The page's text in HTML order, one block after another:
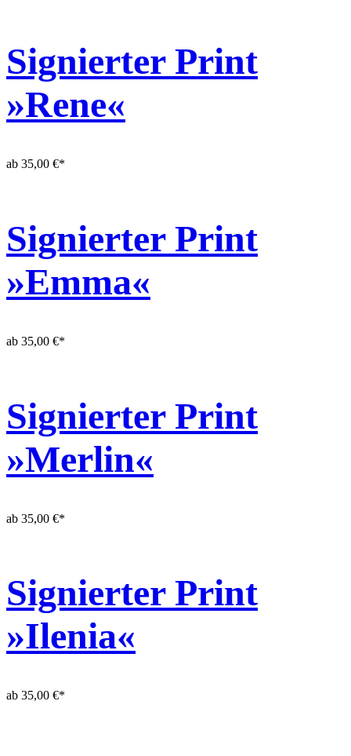
Signierter Print
»Rene«
ab 35,00 €*
Signierter Print
»Emma«
ab 35,00 €*
Signierter Print
»Merlin«
ab 35,00 €*
Signierter Print
»Ilenia«
ab 35,00 €*